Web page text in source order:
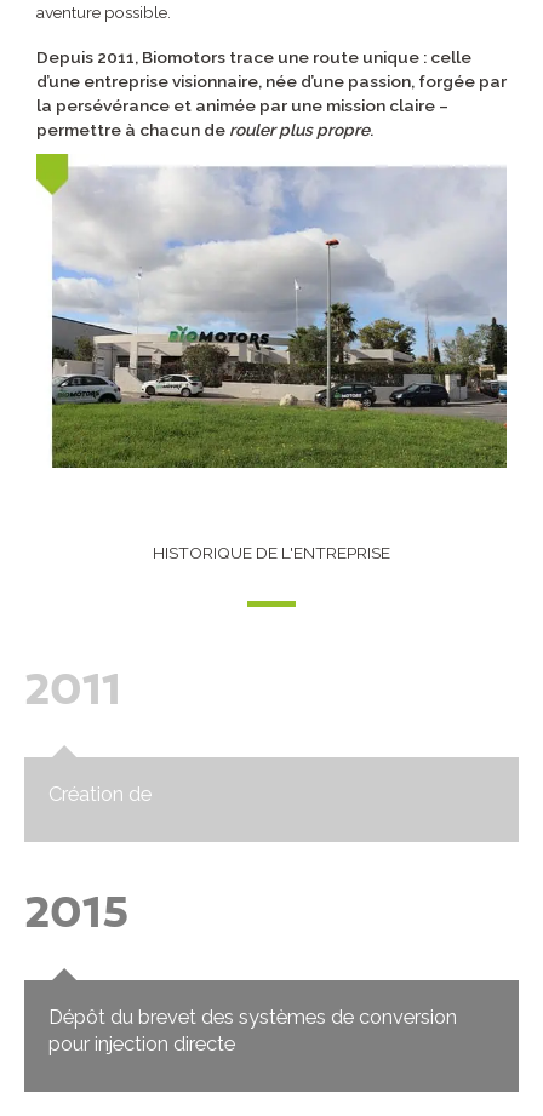
aventure possible.
Depuis 2011, Biomotors trace une route unique : celle
d’une entreprise visionnaire, née d’une passion, forgée par
la persévérance et animée par une mission claire –
permettre à chacun de rouler plus propre.
HISTORIQUE DE L'ENTREPRISE
2011
Création de
2015
Dépôt du brevet des systèmes de conversion
pour injection directe